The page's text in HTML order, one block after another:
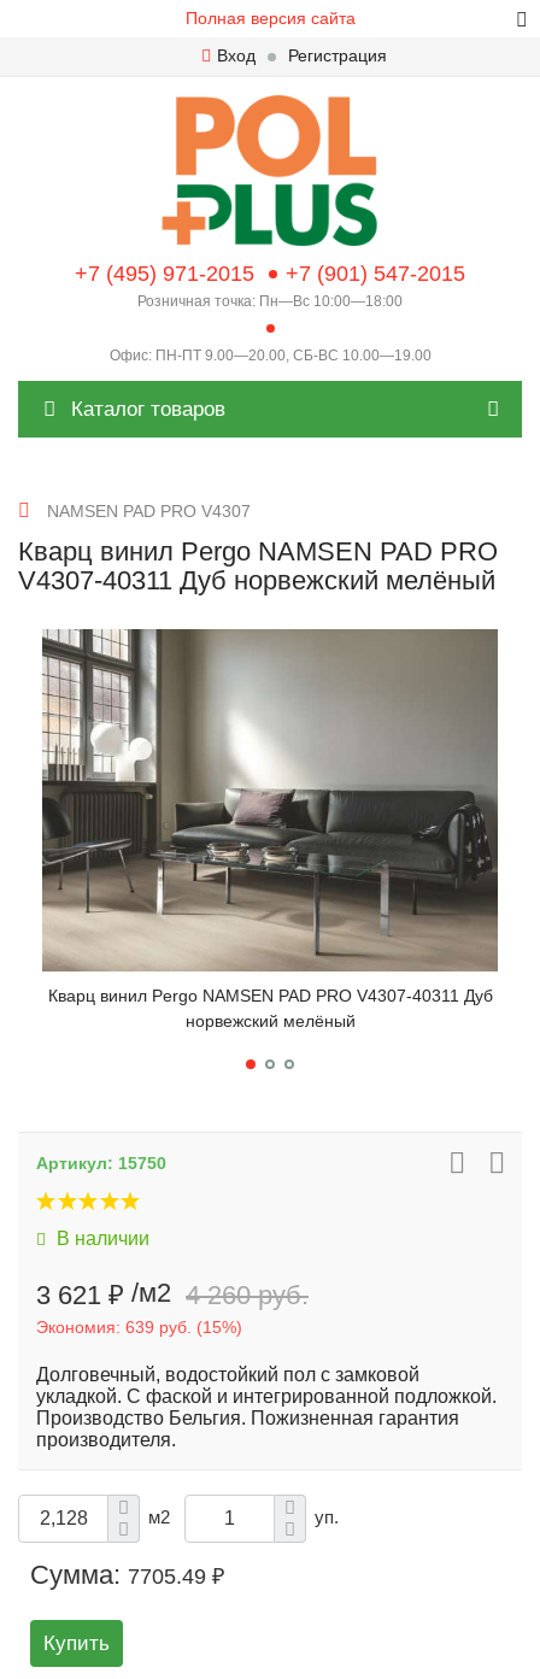
Полная версия сайта
Вход
Регистрация
+7 (495) 971-2015 +7 (901) 547-2015
Розничная точка: Пн—Вс 10:00—18:00
Офис: ПН-ПТ 9.00—20.00, СБ-ВС 10.00—19.00
Каталог товаров
NAMSEN PAD PRO V4307
Кварц винил Pergo NAMSEN PAD PRO
V4307-40311 Дуб норвежский мелёный
Кварц винил Pergo NAMSEN PAD PRO V4307-40311 Дуб
норвежский мелёный
Артикул: 15750
В наличии
3 621 ₽ /м2 4 260 руб.
Экономия: 639 руб. (15%)
Долговечный, водостойкий пол с замковой
укладкой. С фаской и интегрированной подложкой.
Производство Бельгия. Пожизненная гарантия
производителя.
м2 уп.
Сумма: 7705.49 ₽
Купить